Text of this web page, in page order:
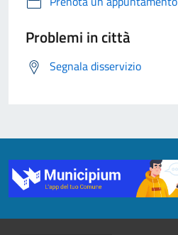
Problemi in città
Segnala disservizio